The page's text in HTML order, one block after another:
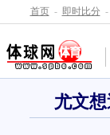
首页 - 即时比分 -
尤文